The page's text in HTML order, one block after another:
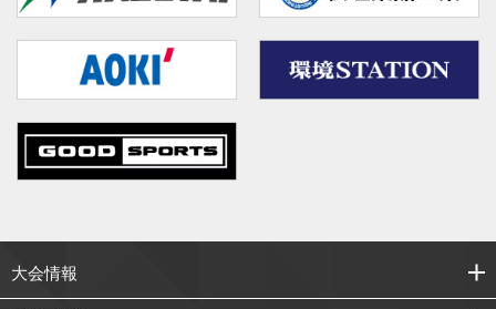
大会情報